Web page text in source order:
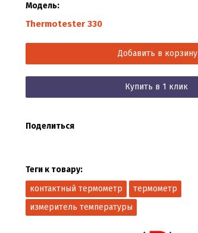
Модель:
Thermotester 330
Добавить в корзину
Купить в 1 клик
Поделиться
Теги к товару:
контактный термометр
термометр
измеритель температуры